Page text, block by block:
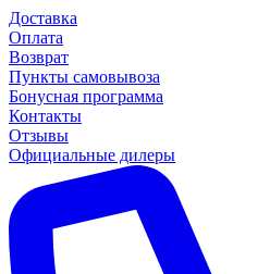
Доставка
Оплата
Возврат
Пункты самовывоза
Бонусная программа
Контакты
Отзывы
Официальные дилеры